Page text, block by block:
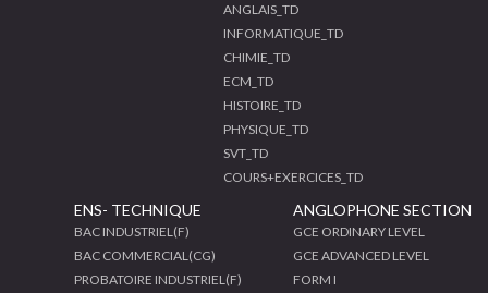
ANGLAIS_TD
INFORMATIQUE_TD
CHIMIE_TD
ECM_TD
HISTOIRE_TD
PHYSIQUE_TD
SVT_TD
COURS+EXERCICES_TD
ENS- TECHNIQUE
BAC INDUSTRIEL(F)
BAC COMMERCIAL(CG)
PROBATOIRE INDUSTRIEL(F)
ANGLOPHONE SECTION
GCE ORDINARY LEVEL
GCE ADVANCED LEVEL
FORM I